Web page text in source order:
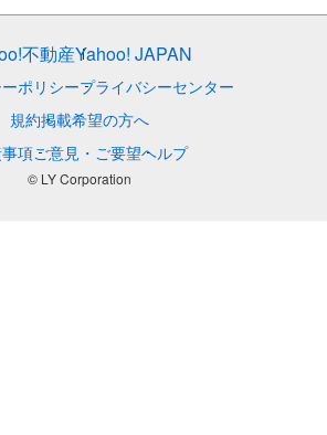
不動産Yahoo! JAPAN
ポリシープライバシーセンター
規約掲載希望の方へ
項ご意見・ご要望ヘルプ
© LY Corporation